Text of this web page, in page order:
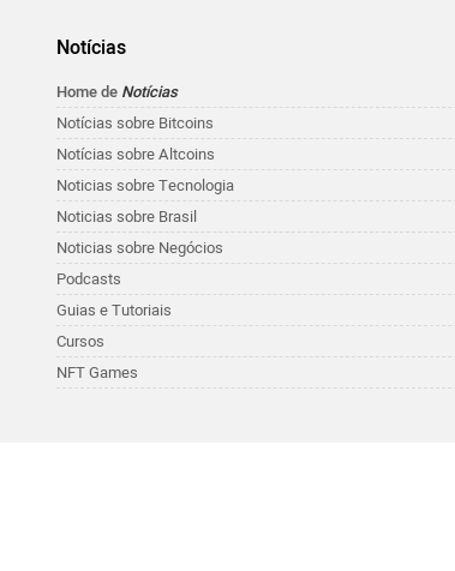
Notícias
Home de Notícias
Notícias sobre Bitcoins
Notícias sobre Altcoins
Noticias sobre Tecnologia
Noticias sobre Brasil
Noticias sobre Negócios
Podcasts
Guias e Tutoriais
Cursos
NFT Games